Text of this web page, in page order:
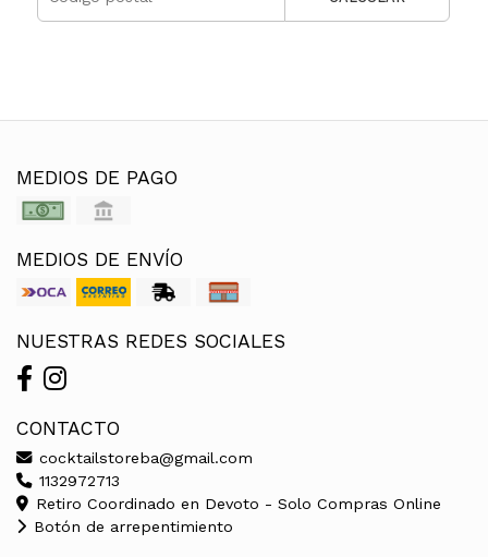
MEDIOS DE PAGO
MEDIOS DE ENVÍO
NUESTRAS REDES SOCIALES
CONTACTO
cocktailstoreba@gmail.com
1132972713
Retiro Coordinado en Devoto - Solo Compras Online
Botón de arrepentimiento